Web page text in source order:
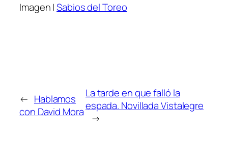
Imagen |Sabios del Toreo
← Hablamos
con David Mora
La tarde en que falló la
espada. Novillada Vistalegre
→